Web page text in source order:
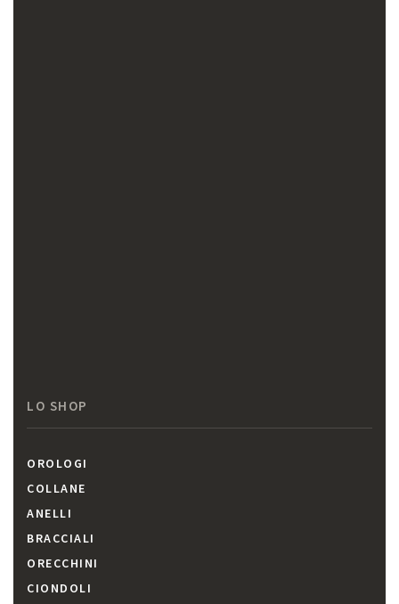
LO SHOP
OROLOGI
COLLANE
ANELLI
BRACCIALI
ORECCHINI
CIONDOLI